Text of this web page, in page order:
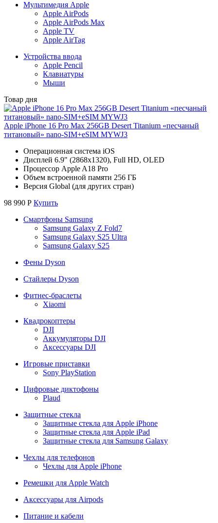
Мультимедия Apple
Apple AirPods
Apple AirPods Max
Apple TV
Apple AirTag
Устройства ввода
Apple Pencil
Клавиатуры
Мыши
Товар дня
Apple iPhone 16 Pro Max 256GB Desert Titanium «песчаный
титановый» nano-SIM+eSIM MYWJ3
Операционная система iOS
Дисплей 6.9" (2868x1320), Full HD, OLED
Процессор Apple A18 Pro
Объем встроенной памяти 256 ГБ
Версия Global (для других стран)
98 990 Р Купить
Смартфоны Samsung
Samsung Galaxy Z Fold7
Samsung Galaxy S25 Ultra
Samsung Galaxy S25
Фены Dyson
Стайлеры Dyson
Фитнес-браслеты
Xiaomi
Квадрокоптеры
DJI
Аккумуляторы DJI
Аксессуары DJI
Игровые приставки
Sony PlayStation
Цифровые диктофоны
Plaud
Защитные стекла
Защитные стекла для Apple iPhone
Защитные стекла для Apple iPad
Защитные стекла для Samsung Galaxy
Чехлы для телефонов
Чехлы для Apple iPhone
Ремешки для Apple Watch
Аксессуары для Airpods
Питание и кабели